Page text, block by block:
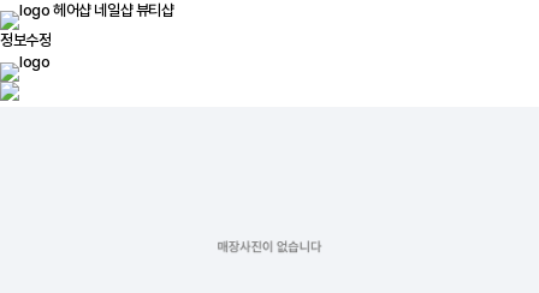
헤어샵 네일샵뷰티샵
정보수정